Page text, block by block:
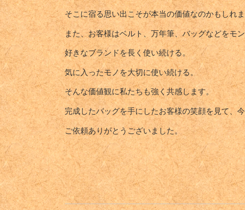
そこに宿る思い出こそが本当の価値なのかもしれ
また、お客様はベルト、万年筆、バッグなどをモ
好きなブランドを長く使い続ける。
気に入ったモノを大切に使い続ける。
そんな価値観に私たちも強く共感します。
完成したバッグを手にしたお客様の笑顔を見て、
ご依頼ありがとうございました。